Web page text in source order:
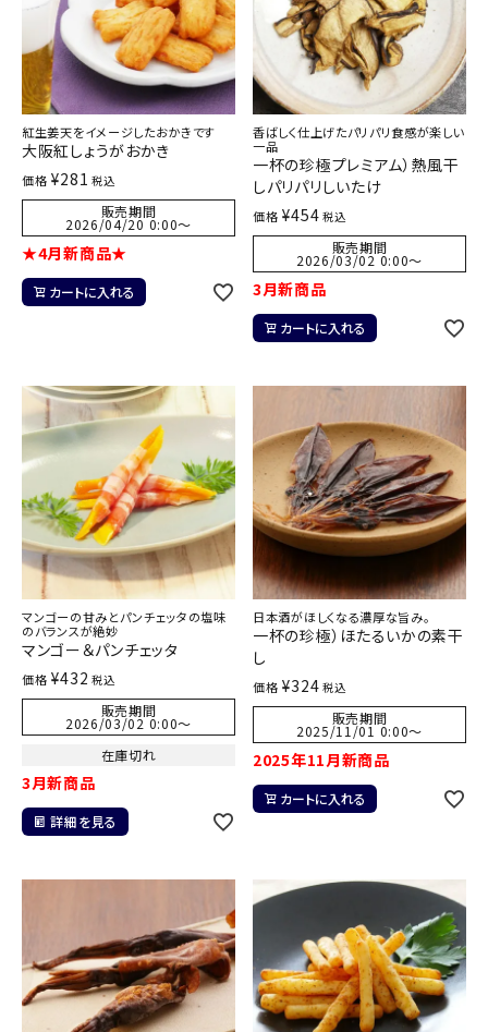
直営店
紅生姜天をイメージしたおかきです
大阪紅しょうがおかき
価格 ¥281 税込
販売期間
2026/04/20 0:00〜
★4月新商品★
カートに入れる
香ばしく仕上げたパリパリ食感が楽しい
一品
一杯の珍極プレミアム）熱風干
しパリパリしいたけ
価格 ¥454 税込
販売期間
2026/03/02 0:00〜
3月新商品
カートに入れる
マンゴーの甘みとパンチェッタの塩味
のバランスが絶妙
マンゴー＆パンチェッタ
価格 ¥432 税込
販売期間
2026/03/02 0:00〜
在庫切れ
3月新商品
詳細を見る
日本酒がほしくなる濃厚な旨み。
一杯の珍極）ほたるいかの素干
し
価格 ¥324 税込
販売期間
2025/11/01 0:00〜
2025年11月新商品
カートに入れる